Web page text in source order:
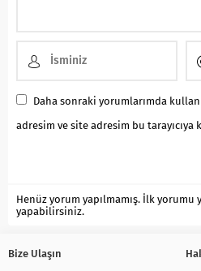
Daha sonraki yorumlarımda
adresim ve site adresim bu tarayıcıya
Henüz yorum yapılmamış. İlk yorumu
yapabilirsiniz.
Bize Ulaşın